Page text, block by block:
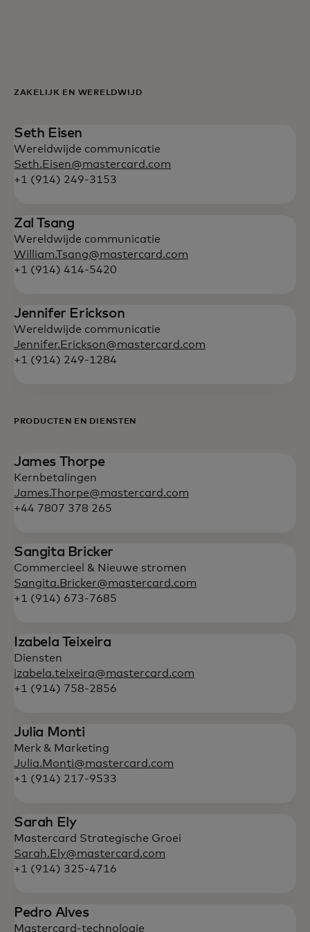
Voor innovators
ZAKELIJK EN WERELDWIJD
Seth Eisen
Wereldwijde communicatie
Seth.Eisen@mastercard.com
+1 (914) 249-3153
Zal Tsang
Wereldwijde communicatie
William.Tsang@mastercard.com
+1 (914) 414-5420
Jennifer Erickson
Wereldwijde communicatie
Jennifer.Erickson@mastercard.com
+1 (914) 249-1284
PRODUCTEN EN DIENSTEN
James Thorpe
Kernbetalingen
James.Thorpe@mastercard.com
+44 7807 378 265
Sangita Bricker
Commercieel & Nieuwe stromen
Sangita.Bricker@mastercard.com
+1 (914) 673-7685
Izabela Teixeira
Diensten
izabela.teixeira@mastercard.com
+1 (914) 758-2856
Julia Monti
Merk & Marketing
Julia.Monti@mastercard.com
+1 (914) 217-9533
Sarah Ely
Mastercard Strategische Groei
Sarah.Ely@mastercard.com
+1 (914) 325-4716
Pedro Alves
Mastercard-technologie